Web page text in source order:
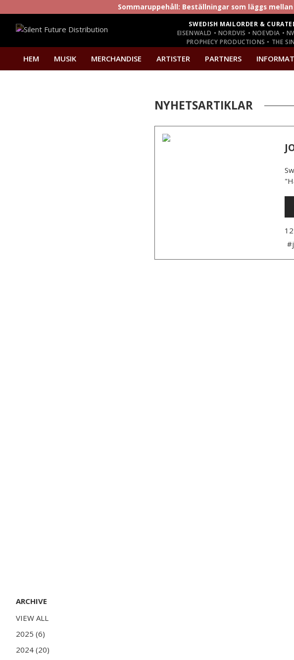
Sommaruppehåll: Beställningar som läggs
SWEDISH MAILORDER &
EISENWALD • NORDVIS • NOEVDIA •
PROPHECY PRODUCTIONS • THE
HEM MUSIK MERCHANDISE ARTISTER PARTNERS
ARCHIVE
VIEW ALL
2025 (6)
2024 (20)
NYHETSARTIKLAR